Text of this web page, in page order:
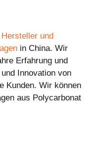
Hersteller und
in China. Wir
Erfahrung und
Innovation von
Kunden. Wir können
aus Polycarbonat